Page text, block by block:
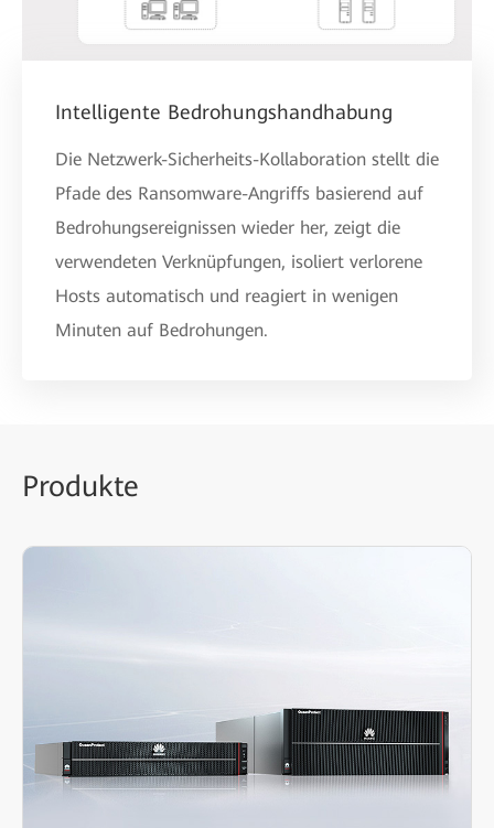
Intelligente Bedrohungshandhabung
Die Netzwerk-Sicherheits-Kollaboration stellt die
Pfade des Ransomware-Angriffs basierend auf
Bedrohungsereignissen wieder her, zeigt die
verwendeten Verknüpfungen, isoliert verlorene
Hosts automatisch und reagiert in wenigen
Minuten auf Bedrohungen.
Produkte